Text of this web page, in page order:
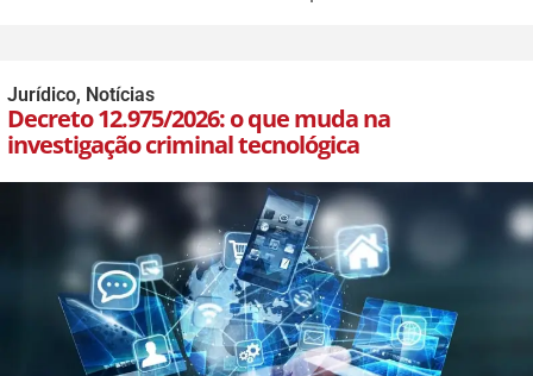
Jurídico, Notícias
Decreto 12.975/2026: o que muda na
investigação criminal tecnológica